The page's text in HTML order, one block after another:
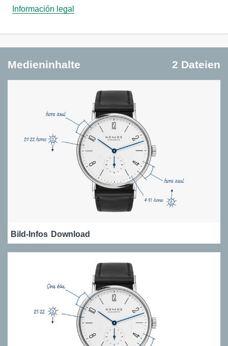
Información legal
Medieninhalte 2 Dateien
Bild-Infos Download